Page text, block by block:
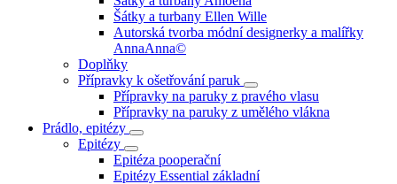
Šátky a turbany Ellen Wille
Autorská tvorba módní designerky a malířky
AnnaAnna©
Doplňky
Přípravky k ošetřování paruk
Přípravky na paruky z pravého vlasu
Přípravky na paruky z umělého vlákna
Prádlo, epitézy
Epitézy
Epitéza pooperační
Epitézy Essential základní